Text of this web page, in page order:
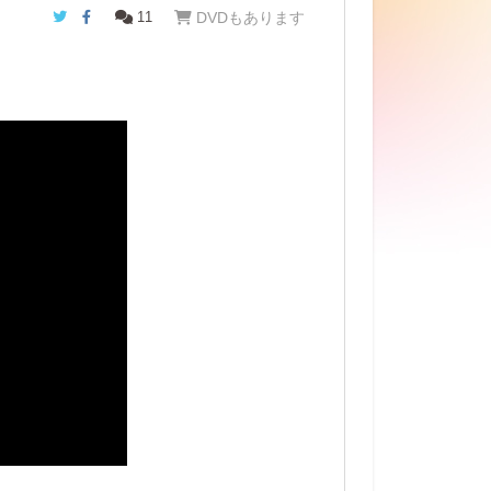
Twitter
Facebook
11 DVDもあります